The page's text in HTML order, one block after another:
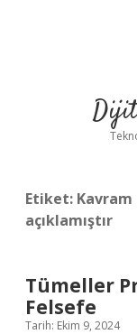
Etiket:
açıklamıştır
Tümeller
Felsefe
Tarih: Ekim 9, 2024